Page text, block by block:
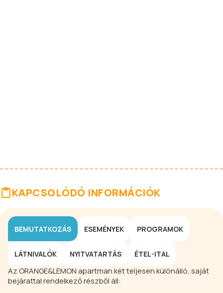
KAPCSOLÓDÓ INFORMÁCIÓK
BEMUTATKOZÁS ESEMÉNYEK PROGRAMOK
LÁTNIVALÓK NYITVATARTÁS ÉTEL-ITAL
Az ORANGE&LEMON apartman két teljesen különálló, saját
bejárattal rendelkező részből áll: